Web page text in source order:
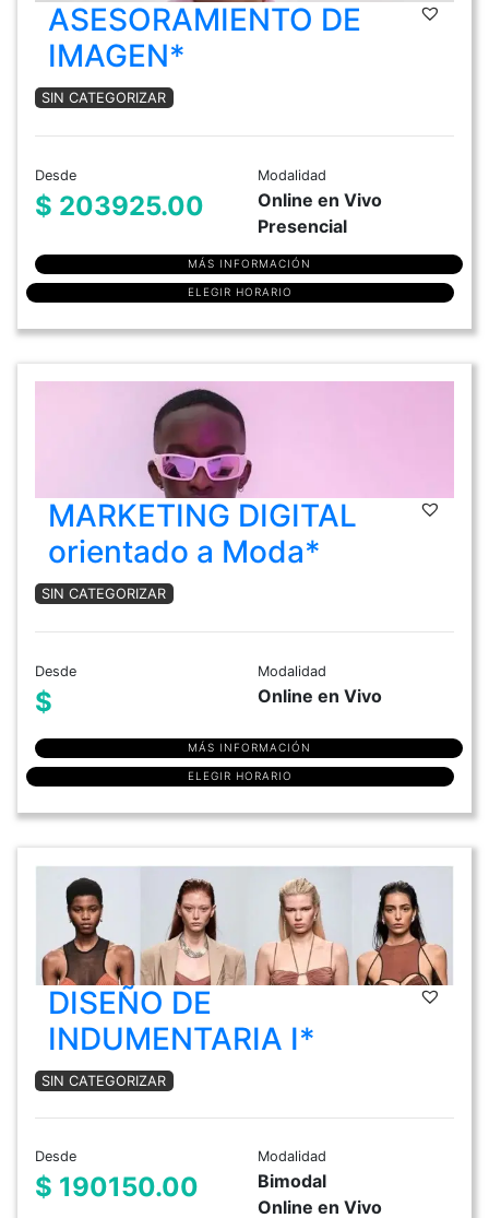
ASESORAMIENTO DE
IMAGEN*
SIN CATEGORIZAR
Desde
$ 203925.00
Modalidad
Online en Vivo
Presencial
MÁS INFORMACIÓN
ELEGIR HORARIO
MARKETING DIGITAL
orientado a Moda*
SIN CATEGORIZAR
Desde
$
Modalidad
Online en Vivo
MÁS INFORMACIÓN
ELEGIR HORARIO
DISEÑO DE
INDUMENTARIA I*
SIN CATEGORIZAR
Desde
$ 190150.00
Modalidad
Bimodal
Online en Vivo